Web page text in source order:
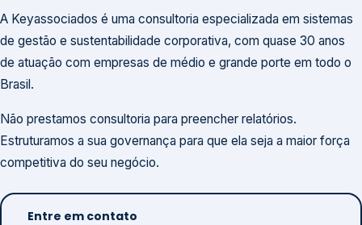
A Keyassociados é uma consultoria especializada em sistemas
de gestão e sustentabilidade corporativa, com quase 30 anos
de atuação com empresas de médio e grande porte em todo o
Brasil.
Não prestamos consultoria para preencher relatórios.
Estruturamos a sua governança para que ela seja a maior força
competitiva do seu negócio.
Entre em contato